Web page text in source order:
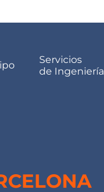
Servicios
de Ingeniería